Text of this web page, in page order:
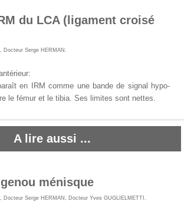
du LCA (ligament croisé
Docteur Serge HERMAN
en IRM comme une bande de signal hypo-
le fémur et le tibia. Ses limites sont nettes.
A lire aussi ...
ménisque
Docteur Serge HERMAN Docteur Yves GUGLIELMETTI